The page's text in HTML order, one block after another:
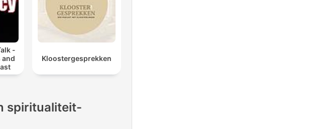
-
and
Kloostergesprekken
spiritualiteit-